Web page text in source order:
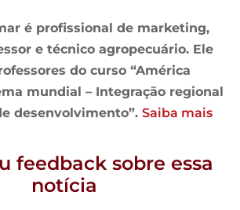
é profissional de marketing,
e técnico agropecuário. Ele
do curso “América
mundial – Integração regional
desenvolvimento”. Saiba mais
feedback sobre essa
notícia